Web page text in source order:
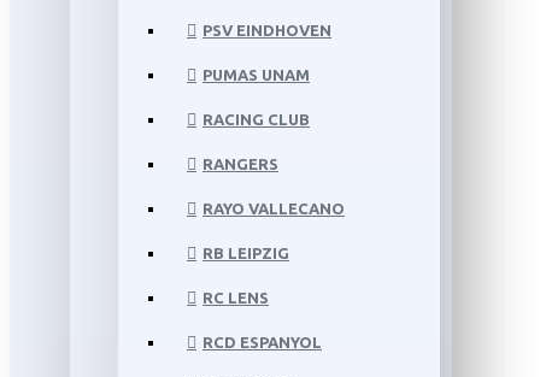
PSV EINDHOVEN
PUMAS UNAM
RACING CLUB
RANGERS
RAYO VALLECANO
RB LEIPZIG
RC LENS
RCD ESPANYOL